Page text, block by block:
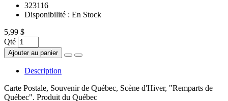
323116
Disponibilité : En Stock
5,99 $
Qté
Ajouter au panier
Description
Carte Postale, Souvenir de Québec, Scène d'Hiver, "Remparts de
Québec". Produit du Québec